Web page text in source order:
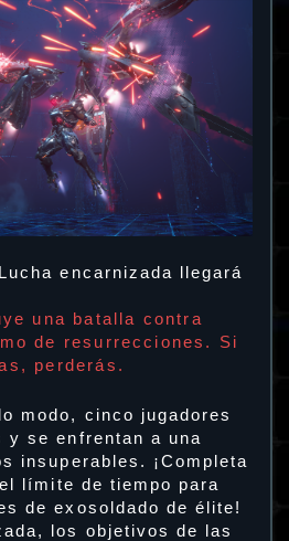
encarnizada llegará
una batalla contra
de resurrecciones. Si
perderás.
modo, cinco jugadores
y se enfrentan a una
insuperables. ¡Completa
límite de tiempo para
de exosoldado de élite!
los objetivos de las